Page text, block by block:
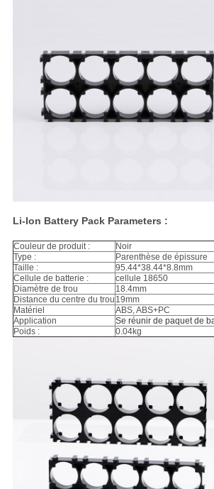
Li-Ion Battery Pack Parameters :
Couleur de produit :
Noir
Type :
Parenthèse de épissure
Taille :
95.44*38.44*8.8mm
Cellule de batterie :
cellule 18650
Diamètre de trou
18.4mm
Distance du centre du trou 19mm
Matériel
ABS, ABS+PC
Application
Se réunir de paquet de
Poids :
0.04kg